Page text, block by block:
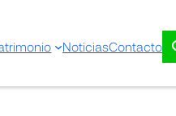
NoticiasContacto